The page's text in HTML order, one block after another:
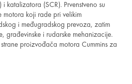
katalizatora (SCR). Prvenstveno su
koji rade pri velikim
i međugradskog prevoza, zatim
građevinske i rudarske mehanizacije.
proizvođača motora Cummins za